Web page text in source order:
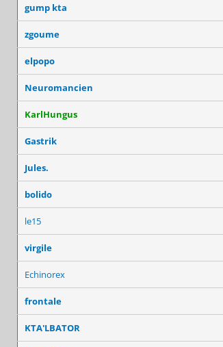
gump kta
zgoume
elpopo
Neuromancien
KarlHungus
Gastrik
Jules.
bolido
le15
virgile
Echinorex
frontale
KTA'LBATOR